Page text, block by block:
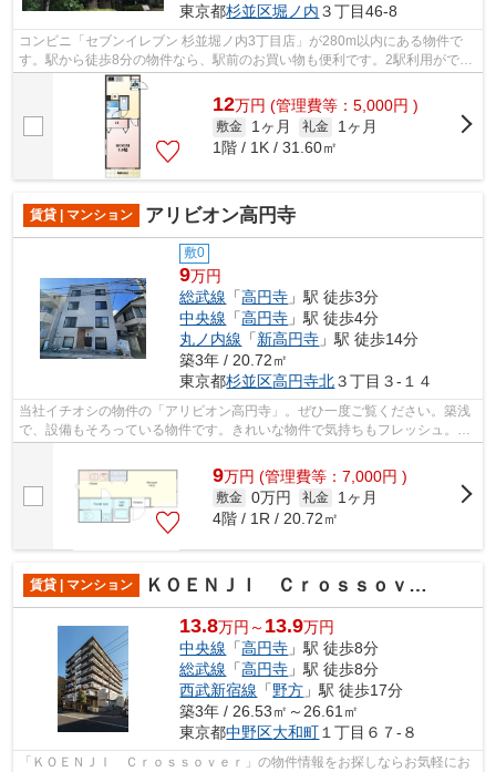
東京都杉並区堀ノ内 ３丁目46-8
コンビニ「セブンイレブン 杉並堀ノ内3丁目店」が280m以内にある物件で
す。駅から徒歩8分の物件なら、駅前のお買い物も便利です。2駅利用ができ
るので電車の利用に役立つマンションで...
12万円 (管理費等：5,000円 )
敷金 1ヶ月 礼金
1ヶ月
1階 / 1K / 31.60㎡
賃貸 | マンション アリビオン高円寺
敷0
9万円
総武線 「高円寺 」駅 徒歩3分
中央線 「高円寺 」駅 徒歩4分
丸ノ内線 「新高円寺 」駅 徒歩14分
築3年 / 20.72㎡
東京都杉並区高円寺北３丁目３-１４
当社イチオシの物件の「アリビオン高円寺」。ぜひ一度ご覧ください。築浅
で、設備もそろっている物件です。きれいな物件で気持ちもフレッシュ。周
9万円 (管理費等：7,000円 )
敷金 0万円 礼金
1ヶ月
4階 / 1R / 20.72㎡
賃貸 | マンション ＫＯＥＮＪＩ Ｃｒｏｓｓｏｖｅｒ
13.8万円～ 13.9万円
中央線 「高円寺 」駅 徒歩8分
総武線 「高円寺 」駅 徒歩8分
西武新宿線 「野方 」駅 徒歩17分
築3年 / 26.53㎡～26.61㎡
東京都中野区大和町１丁目６７-８
「ＫＯＥＮＪＩ Ｃｒｏｓｓｏｖｅｒ」の物件情報をお探しならお気軽にお